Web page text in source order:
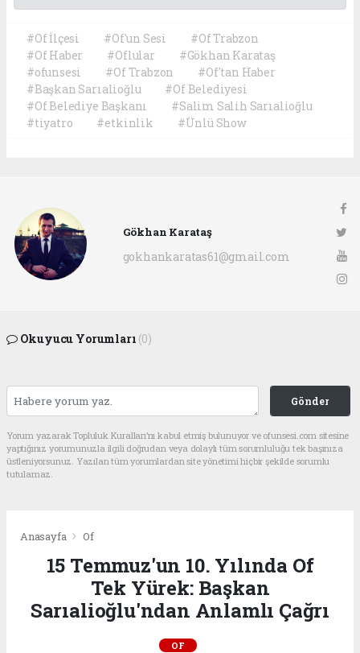
#Of İlçesi #Of'un Sesi
#Of Trabzon
#Of Haber
#Oflular
#Gökhan Karataş
#ofunsesi
#Of Trabzon
#Of'tan Haber
#Başkan Sarıalioğlu
#Of Belediyesi
#Of Belediye Başkanı
#Salim Salih Sarıalioğlu
#tiyatro
#etkinlik #Ünlü Show
Gökhan Karataş
gokhankaratas61@gmail.com
Okuyucu Yorumları (0)
Gönder
Yorum yazarak Topluluk Kuralları’nı kabul etmiş bulunuyor ve ofunsesi.com sitesine
yaptığınız yorumunuzla ilgili doğrudan veya dolaylı tüm sorumluluğu tek başınıza
üstleniyorsunuz. Yazılan tüm yorumlardan site yönetimi hiçbir şekilde sorumlu
tutulamaz.
Anasayfa Of
15 Temmuz'un 10. Yılında Of
Tek Yürek: Başkan
Sarıalioğlu'ndan Anlamlı Çağrı
OF